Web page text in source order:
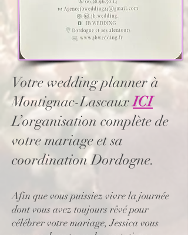
Votre wedding planner à
Montignac-LascauxICI
L’organisation complète de
votre mariage et sa
coordination Dordogne.
Afin que vous puissiez vivre la journée
dont vous avez toujours rêvé pour
célébrer votre mariage, Jessica vous